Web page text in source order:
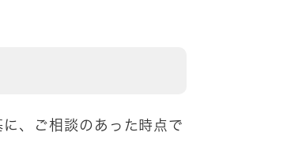
、ご相談のあった時点で